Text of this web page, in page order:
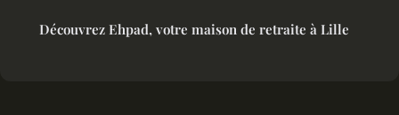
Découvrez Ehpad, votre maison de retraite à Lille